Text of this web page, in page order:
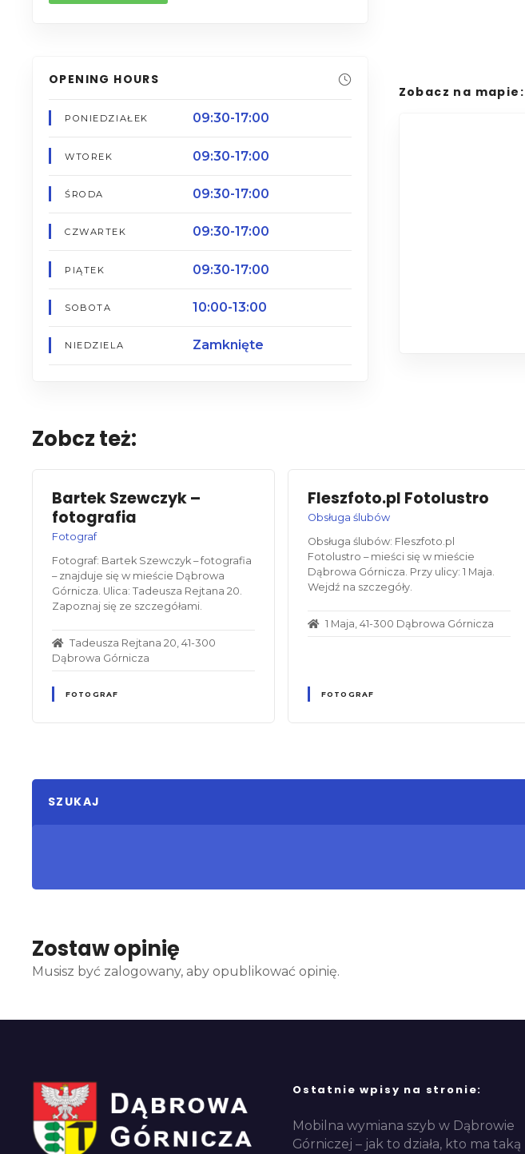
OPENING HOURS
PONIEDZIAŁEK 09:30-17:00
WTOREK 09:30-17:00
ŚRODA 09:30-17:00
CZWARTEK 09:30-17:00
PIĄTEK 09:30-17:00
SOBOTA 10:00-13:00
NIEDZIELA Zamknięte
Zobacz na mapie:
Zobcz też:
Bartek Szewczyk –
fotografia
Fotograf
Fotograf: Bartek Szewczyk – fotografia
– znajduje się w mieście Dąbrowa
Górnicza. Ulica: Tadeusza Rejtana 20.
Zapoznaj się ze szczegółami.
Tadeusza Rejtana 20, 41-300
Dąbrowa Górnicza
FOTOGRAF
Fleszfoto.pl Fotolustro
Obsługa ślubów
Obsługa ślubów: Fleszfoto.pl
Fotolustro – mieści się w mieście
Dąbrowa Górnicza. Przy ulicy: 1 Maja.
Wejdź na szczegóły.
1 Maja, 41-300 Dąbrowa Górnicza
FOTOGRAF
SZUKAJ
Zostaw opinię
Musisz być zalogowany, aby opublikować opinię.
Ostatnie wpisy na stronie:
Mobilna wymiana szyb w Dąbrowie
Górniczej – jak to działa, kto ma taką